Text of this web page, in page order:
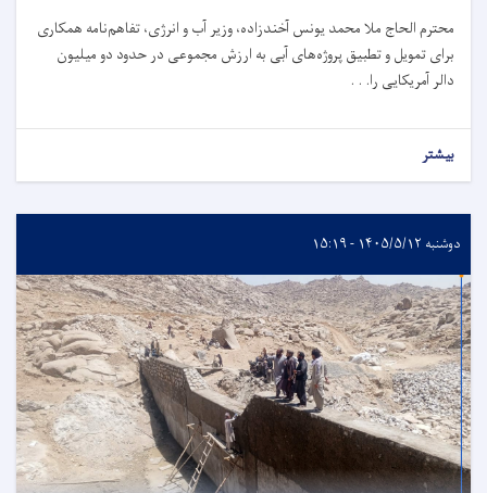
محترم الحاج ملا محمد یونس آخندزاده، وزیر آب و انرژی، تفاهم‌نامه همکاری
برای تمویل و تطبیق پروژه‌های آبی به ارزش مجموعی در حدود دو میلیون
دالر آمریکایی را. . .
بیشتر
دوشنبه ۱۴۰۵/۵/۱۲ - ۱۵:۱۹